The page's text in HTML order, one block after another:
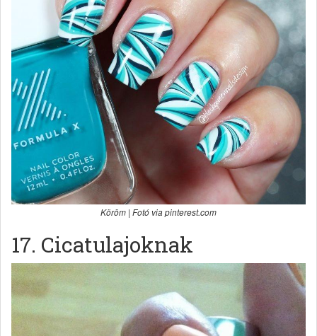
Köröm | Fotó via pinterest.com
17. Cicatulajoknak